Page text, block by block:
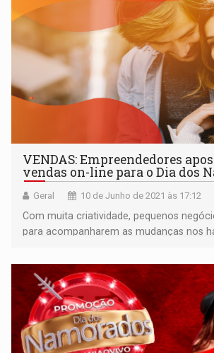
VENDAS: Empreendedores
vendas on-line para o Dia dos
Geral 10 de Junho de 2021 às 17:12
Com muita criatividade, pequenos
para acompanharem as mudanças nos